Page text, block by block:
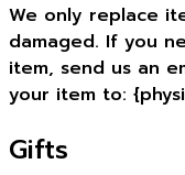
We only replace
damaged. If you
item, send us an
your item to:
Gifts